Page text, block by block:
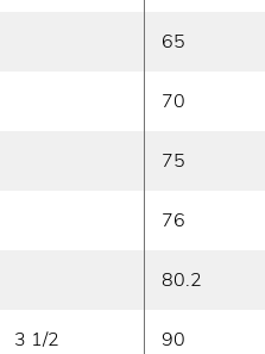
65
70
75
76
80.2
3 1/2 90